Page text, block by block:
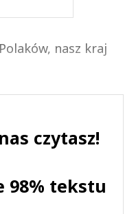
nasz kraj
czytasz!
98% tekstu